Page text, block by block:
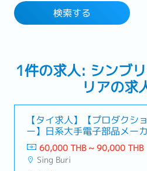
1 selected検索する
1件の求人: シンブ
リアの求
【タイ求人】【プロダクシ
ー】日系大手電子部品メー
イバー付き社用車で通勤）
60,000 THB ~ 90,000 THB
Sing Buri